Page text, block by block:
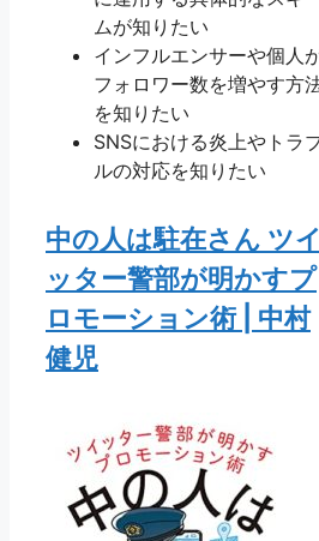
ムが知りたい
インフルエンサーや個人
フォロワー数を増やす方
を知りたい
SNSにおける炎上やトラ
ルの対応を知りたい
中の人は駐在さん ツイ
ッター警部が明かすプ
ロモーション術 | 中村
健児